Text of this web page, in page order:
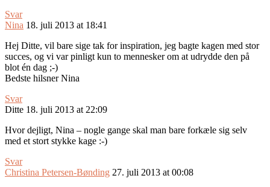
Svar
Nina 18. juli 2013 at 18:41
Hej Ditte, vil bare sige tak for inspiration, jeg bagte kagen med stor
succes, og vi var pinligt kun to mennesker om at udrydde den på
blot én dag ;-)
Bedste hilsner Nina
Svar
Ditte 18. juli 2013 at 22:09
Hvor dejligt, Nina – nogle gange skal man bare forkæle sig selv
med et stort stykke kage :-)
Svar
Christina Petersen-Bønding 27. juli 2013 at 00:08